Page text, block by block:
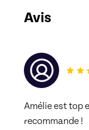
Avis
Amélie est top
recommande !